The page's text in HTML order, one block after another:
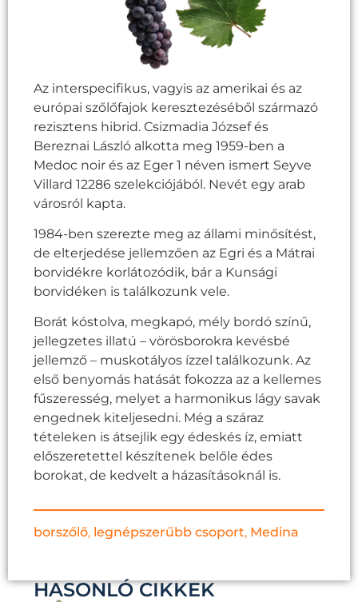
Az interspecifikus, vagyis az amerikai és az
európai szőlőfajok keresztezéséből származó
rezisztens hibrid. Csizmadia József és
Bereznai László alkotta meg 1959-ben a
Medoc noir és az Eger 1 néven ismert Seyve
Villard 12286 szelekciójából. Nevét egy arab
városról kapta.
1984-ben szerezte meg az állami minősítést,
de elterjedése jellemzően az Egri és a Mátrai
borvidékre korlátozódik, bár a Kunsági
borvidéken is találkozunk vele.
Borát kóstolva, megkapó, mély bordó színű,
jellegzetes illatú – vörösborokra kevésbé
jellemző – muskotályos ízzel találkozunk. Az
első benyomás hatását fokozza az a kellemes
fűszeresség, melyet a harmonikus lágy savak
engednek kiteljesedni. Még a száraz
tételeken is átsejlik egy édeskés íz, emiatt
előszeretettel készítenek belőle édes
borokat, de kedvelt a házasításoknál is.
borszőlő, legnépszerűbb csoport, Medina
HASONLÓ CIKKEK